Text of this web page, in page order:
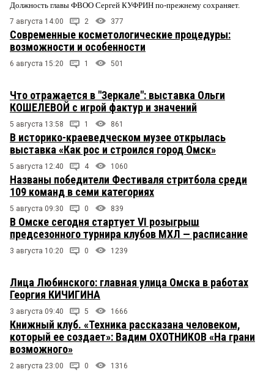
Должность главы ФВОО Сергей КУФРИН по-прежнему сохраняет.
7 августа 14:00 2 377
Современные косметологические процедуры:
возможности и особенности
6 августа 15:20 1 501
Что отражается в "Зеркале": выставка Ольги
КОШЕЛЕВОЙ с игрой фактур и значений
5 августа 13:58 1 861
В историко-краеведческом музее открылась
выставка «Как рос и строился город Омск»
5 августа 12:40 4 1060
Названы победители Фестиваля стритбола среди
109 команд в семи категориях
5 августа 09:30 0 839
В Омске сегодня стартует VI розыгрыш
предсезонного турнира клубов МХЛ — расписание
3 августа 10:20 0 1239
Лица Любинского: главная улица Омска в работах
Георгия КИЧИГИНА
3 августа 09:40 5 1666
Книжный клуб. «Техника рассказана человеком,
который ее создает»: Вадим ОХОТНИКОВ «На грани
возможного»
2 августа 23:00 0 1316